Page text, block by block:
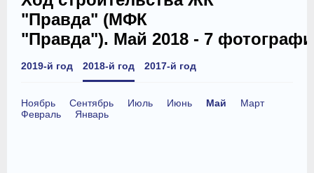
"Правда" (МФК
"Правда"). Май 2018 - 7
2019-й год 2018-й год
Ноябрь Сентябрь Июль Июнь Май
Март
Февраль
Январь
2017-й год